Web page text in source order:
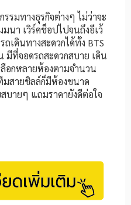
รมทางธุรกิจต่างๆ ไม่ว่าจะ
นา เวิร์คช็อปไปจนถึงอีเว้
เดินทางสะดวกได้ทั้ง BTS
ที่จอดรถสะดวกสบาย เดิน
อกหลายห้องตามจำนวน
มสายชิลล์ก็มีห้องขนาด
บายๆ แถมราคายังดีต่อใจ